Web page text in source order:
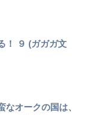
！ ９ (ガガガ文
なオークの国は、